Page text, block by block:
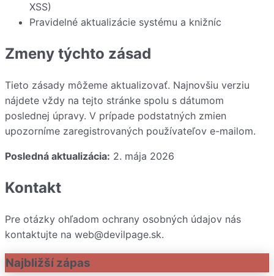
XSS)
Pravidelné aktualizácie systému a knižníc
Zmeny týchto zásad
Tieto zásady môžeme aktualizovať. Najnovšiu verziu
nájdete vždy na tejto stránke spolu s dátumom
poslednej úpravy. V prípade podstatných zmien
upozorníme zaregistrovaných používateľov e-mailom.
Posledná aktualizácia: 2. mája 2026
Kontakt
Pre otázky ohľadom ochrany osobných údajov nás
kontaktujte na web@devilpage.sk.
Najbližší zápas